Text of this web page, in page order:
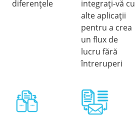
diferențele
integrați-vă cu
alte aplicații
pentru a crea
un flux de
lucru fără
întreruperi